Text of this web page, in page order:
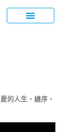
的人生、總序、